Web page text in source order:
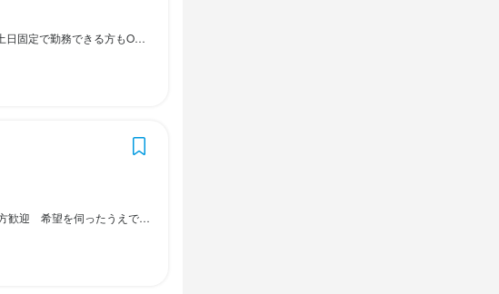
です, ディナーのみの勤務もOK .
します。 学生 主婦 フリーターの方歓迎。
・スピリッツの知識
肉の知識
、テーブル片付けなど全
てくださる方、ぜひご応